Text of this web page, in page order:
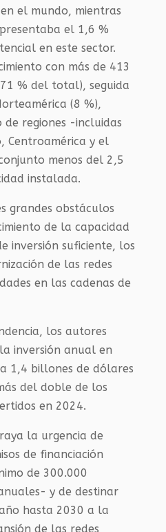
el mundo, mientras
el 1,6 %
en este sector.
con más de 413
% del total), seguida
(8 %),
regiones -incluidas
Centroamérica y el
menos del 2,5
instalada.
grandes obstáculos
de la capacidad
inversión suficiente, los
de las redes
en las cadenas de
los autores
inversión anual en
1,4 billones de dólares
del doble de los
en 2024.
la urgencia de
de financiación
de 300.000
y de destinar
hasta 2030 a la
de las redes